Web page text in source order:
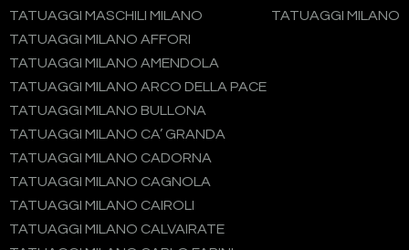
TATUAGGI MASCHILI MILANO
TATUAGGI MILANO
TATUAGGI MILANO AFFORI
TATUAGGI MILANO AMENDOLA
TATUAGGI MILANO ARCO DELLA PACE
TATUAGGI MILANO BULLONA
TATUAGGI MILANO CA’ GRANDA
TATUAGGI MILANO CADORNA
TATUAGGI MILANO CAGNOLA
TATUAGGI MILANO CAIROLI
TATUAGGI MILANO CALVAIRATE